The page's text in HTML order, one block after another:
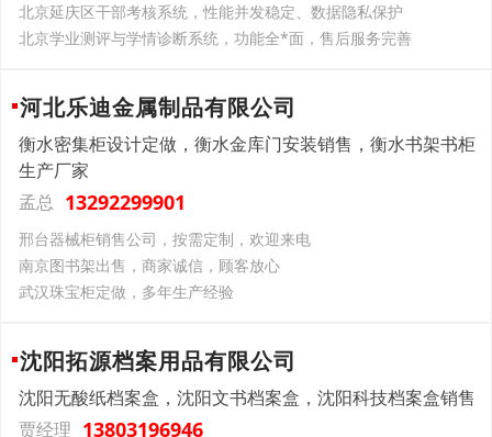
北京延庆区干部考核系统，性能并发稳定、数据隐私保护
北京学业测评与学情诊断系统，功能全*面，售后服务完善
河北乐迪金属制品有限公司
衡水密集柜设计定做，衡水金库门安装销售，衡水书架书柜
生产厂家
孟总 13292299901
邢台器械柜销售公司，按需定制，欢迎来电
南京图书架出售，商家诚信，顾客放心
武汉珠宝柜定做，多年生产经验
沈阳拓源档案用品有限公司
沈阳无酸纸档案盒，沈阳文书档案盒，沈阳科技档案盒销售
贾经理 13803196946